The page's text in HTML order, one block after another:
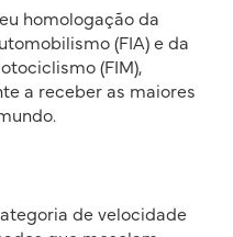
homologação da
(FIA) e da
(FIM),
a receber as maiores
de velocidade